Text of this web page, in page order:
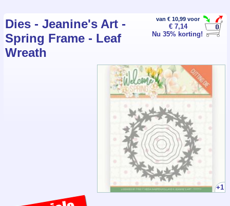
van € 10,99 voor
€ 7,14
Nu 35% korting!
Dies - Jeanine's Art -
Spring Frame - Leaf
Wreath
+1